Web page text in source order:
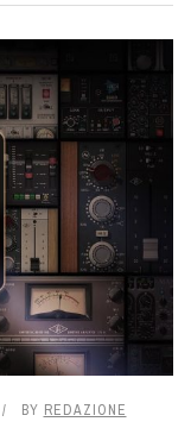
BY REDAZIONE